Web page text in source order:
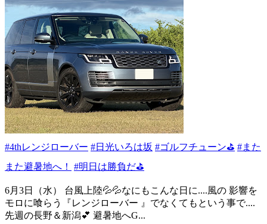
#4thレンジローバー #日光いろは坂 #ゴルフチューン⛳ #また
また避暑地へ！
#明日は勝負だ⛳️
6月3日（水） 台風上陸💦💦なにもこんな日に....風の 影響を
モロに喰らう『レンジローバー 』でなくてもという事で....
先週の長野＆新潟💕 避暑地へG...